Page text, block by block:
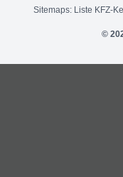
Sitemaps: Liste KFZ-
©